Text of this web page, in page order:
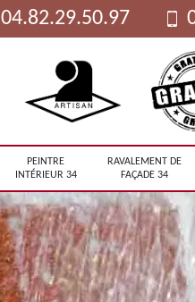
04.82.29.50.97
PEINTRE
INTÉRIEUR 34
RAVALEMENT DE
FAÇADE 34